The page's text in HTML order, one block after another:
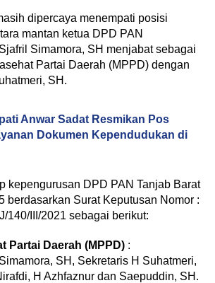
dipercaya menempati posisi
mantan ketua DPD PAN
Simamora, SH menjabat sebagai
Partai Daerah (MPPD) dengan
SH.
Anwar Sadat Resmikan Pos
Dokumen Kependudukan di
kepengurusan DPD PAN Tanjab Barat
berdasarkan Surat Keputusan Nomor :
140/III/2021 sebagai berikut:
Partai Daerah (MPPD) :
SH, Sekretaris H Suhatmeri,
H Azhfaznur dan Saepuddin, SH.